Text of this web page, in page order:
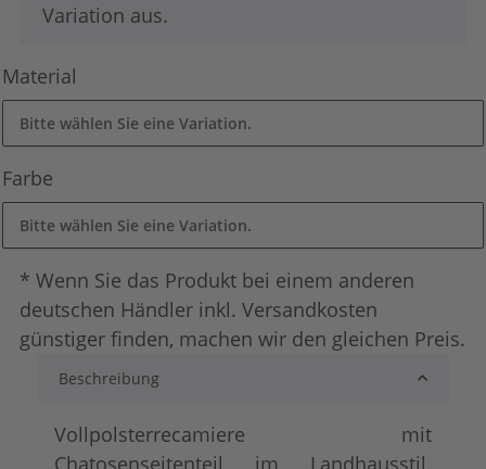
Variation aus.
Material
Bitte wählen Sie eine Variation.
Farbe
Bitte wählen Sie eine Variation.
* Wenn Sie das Produkt bei einem anderen
deutschen Händler inkl. Versandkosten
günstiger finden, machen wir den gleichen Preis.
Beschreibung
Vollpolsterrecamiere mit
Chatosenseitenteil im Landhausstil.